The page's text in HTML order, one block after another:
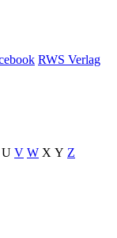
RWS Verlag
U V W X Y Z